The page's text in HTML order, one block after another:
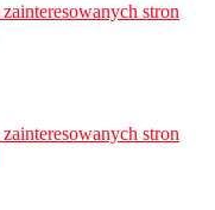
stron
stron